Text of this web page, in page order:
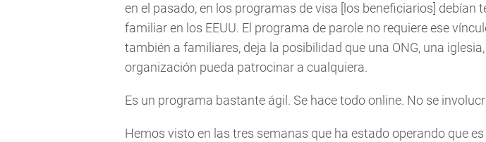
en el pasado, en los programas de visa [los beneficiarios] debían
familiar en los EEUU. El programa de parole no requiere ese
también a familiares, deja la posibilidad que una ONG, una
organización pueda patrocinar a cualquiera.
Es un programa bastante ágil. Se hace todo online. No se
Hemos visto en las tres semanas que ha estado operando que